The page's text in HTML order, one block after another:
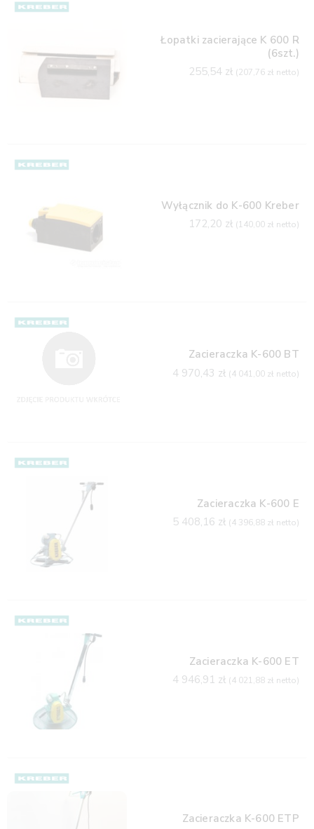
Łopatki zacierające K 600 R
(6szt.)
255,54 zł (207,76 zł netto)
Wyłącznik do K-600 Kreber
172,20 zł (140,00 zł netto)
Zacieraczka K-600 BT
4 970,43 zł (4 041,00 zł netto)
Zacieraczka K-600 E
5 408,16 zł (4 396,88 zł netto)
Zacieraczka K-600 ET
4 946,91 zł (4 021,88 zł netto)
Zacieraczka K-600 ETP